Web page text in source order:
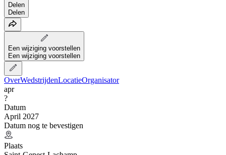
Delen
Delen
Een wijziging voorstellen
Een wijziging voorstellen
OverWedstrijdenLocatieOrganisator
apr
?
Datum
April 2027
Datum nog te bevestigen
Plaats